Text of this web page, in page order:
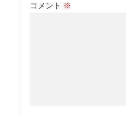
コメント ※